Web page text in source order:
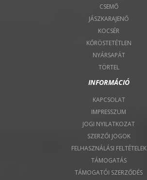
CSEMŐ
JÁSZKARAJENŐ
KOCSÉR
KŐRÖSTETÉTLEN
NYÁRSAPÁT
TÖRTEL
INFORMÁCIÓ
KAPCSOLAT
IMPRESSZUM
JOGI NYILATKOZAT
SZERZŐI JOGOK
FELHASZNÁLÁSI FELTÉTELEK
TÁMOGATÁS
TÁMOGATÓI SZERZŐDÉS